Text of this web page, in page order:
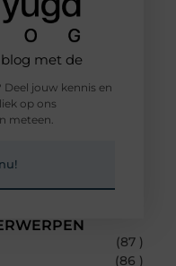
(87 )
(86 )
met de
Deel jouw kennis en
op ons
meteen.